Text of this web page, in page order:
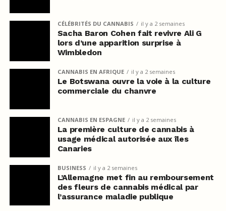
CÉLÉBRITÉS DU CANNABIS il y a 2 semaines
Sacha Baron Cohen fait revivre Ali G
lors d’une apparition surprise à
Wimbledon
CANNABIS EN AFRIQUE il y a 2 semaines
Le Botswana ouvre la voie à la culture
commerciale du chanvre
CANNABIS EN ESPAGNE il y a 2 semaines
La première culture de cannabis à
usage médical autorisée aux îles
Canaries
BUSINESS il y a 2 semaines
L’Allemagne met fin au remboursement
des fleurs de cannabis médical par
l’assurance maladie publique